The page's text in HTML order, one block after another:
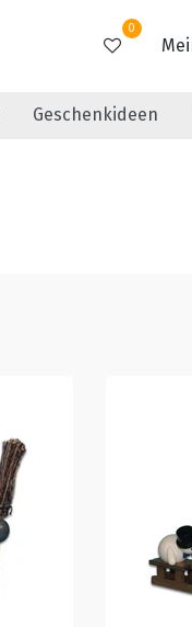
0
Geschenkideen